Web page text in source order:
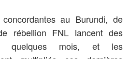
au Burundi, de
rébellion FNL lancent des
quelques mois, et les